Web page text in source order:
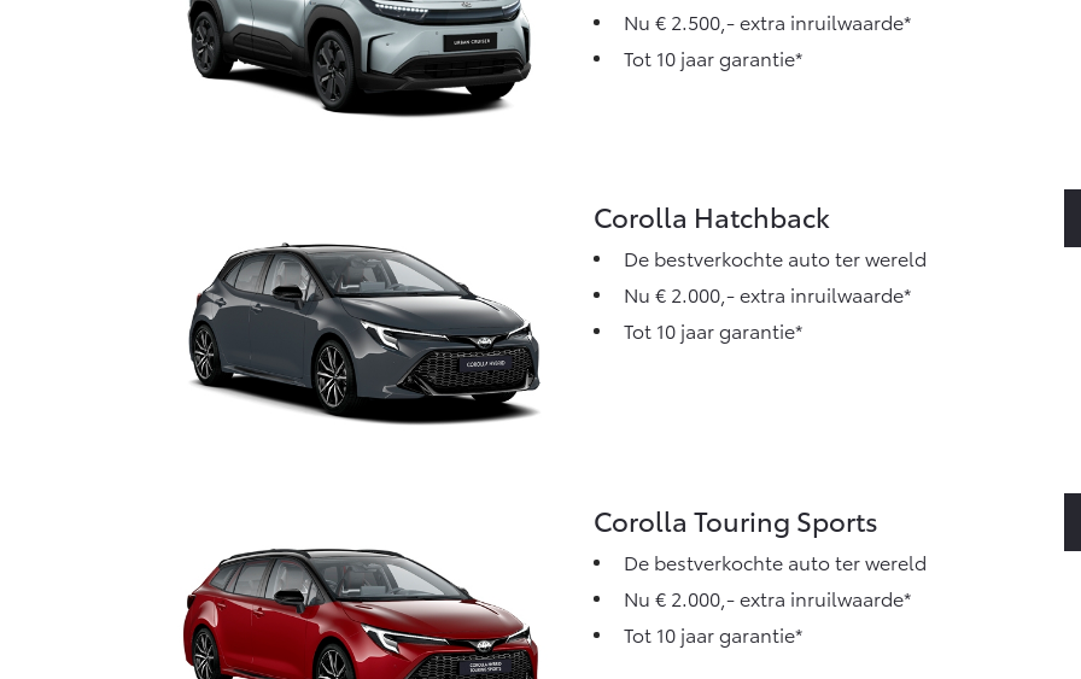
Nu € 2.500,- extra inruilwaarde*
Tot 10 jaar garantie*
Corolla Hatchback
De bestverkochte auto ter wereld
Nu € 2.000,- extra inruilwaarde*
Tot 10 jaar garantie*
Corolla Touring Sports
De bestverkochte auto ter wereld
Nu € 2.000,- extra inruilwaarde*
Tot 10 jaar garantie*